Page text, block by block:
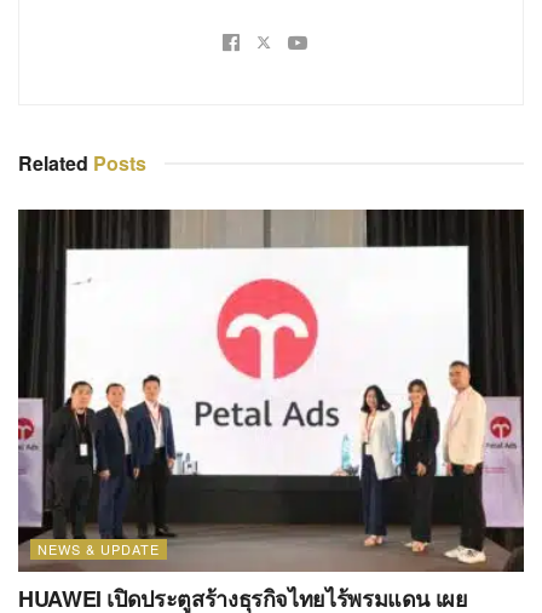
Related Posts
NEWS & UPDATE
HUAWEI เปิดประตูสร้างธุรกิจไทยไร้พรมแดน เผย